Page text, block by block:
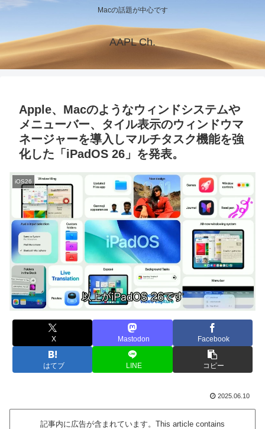
Macの話題が中心です
AAPL Ch.
Apple、Macのようなウィンドシステムや
メニューバー、タイル表示のウィンドウマ
ネージャーを導入しマルチタスク機能を強
化した「iPadOS 26」を発表。
iOS26
X Mastodon Facebook
はてブ LINE コピー
2025.06.10
記事内に広告が含まれています。This article contains